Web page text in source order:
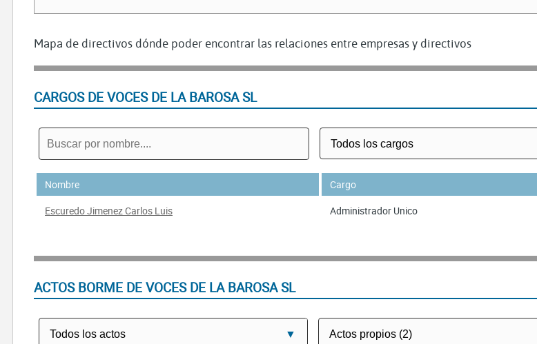
Mapa de directivos dónde poder encontrar las relaciones entre empresas y directivos
CARGOS DE VOCES DE LA BAROSA SL
Nombre Cargo
Escuredo Jimenez Carlos Luis
Administrador Unico
ACTOS BORME DE VOCES DE LA BAROSA SL